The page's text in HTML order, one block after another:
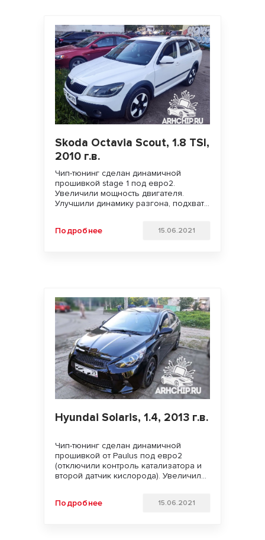
Skoda Octavia Scout, 1.8 TSI,
2010 г.в.
Чип-тюнинг сделан динамичной
прошивкой stage 1 под евро2.
Увеличили мощность двигателя.
Улучшили динамику разгона, подхват
около 45 л.с. Удачи на дорогах!!!
Подробнее 15.06.2021
Hyundai Solaris, 1.4, 2013 г.в.
Чип-тюнинг сделан динамичной
прошивкой от Paulus под евро2
(отключили контроль катализатора и
второй датчик кислорода). Увеличили
педали газа. Удачи на дорогах!!!
Подробнее 15.06.2021